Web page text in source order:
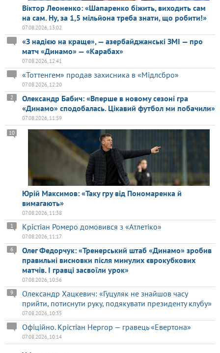
Віктор Леоненко: «Шапаренко біжить, виходить сам
на сам. Ну, за 1,5 мільйона треба знати, що робити!»
07.08.2026, 13:02
«З надією на краще», — азербайджанські ЗМІ — про
матч «Динамо» — «Карабах»
07.08.2026, 12:41
«Тоттенгем» продав захисника в «Мідлсбро»
07.08.2026, 12:20
Олександр Бабич: «Вперше в новому сезоні гра
«Динамо» сподобалась. Цікавий футбол ми побачили»
2
07.08.2026, 11:59
Юрій Максимов: «Таку гру від Пономаренка й
вимагають»
10
07.08.2026, 11:38
Крістіан Ромеро домовився з «Атлетіко»
1
07.08.2026, 11:17
Олег Федорчук: «Тренерський штаб «Динамо» зробив
правильні висновки після минулих єврокубкових
матчів. І гравці засвоїли урок»
6
07.08.2026, 10:56
Олександр Хацкевич: «Гуцуляк не знайшов часу
прийти, потиснути руку, подякувати президенту клубу»
9
07.08.2026, 10:35
Офіційно. Крістіан Нергор — гравець «Евертона»
07.08.2026, 10:14